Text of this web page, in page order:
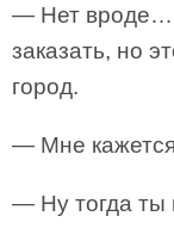
— Нет вроде…
заказать, но
город.
— Мне
— Ну тогда ты